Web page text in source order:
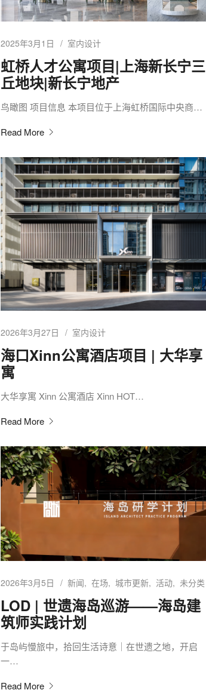
2025年3月1日 室内设计
虹桥人才公寓项目|上海新长宁三
丘地块|新长宁地产
鸟瞰图 项目信息 本项目位于上海虹桥国际中央商…
Read More
2026年3月27日 室内设计
海口Xinn公寓酒店项目 | 大华享
寓
大华享寓 Xinn 公寓酒店 Xinn HOT…
Read More
2026年3月5日 新闻 在场 城市更新 活动 未分类
LOD | 世遗海岛巡游——海岛建
筑师实践计划
于岛屿慢旅中，拾回生活诗意｜在世遗之地，开启
一…
Read More